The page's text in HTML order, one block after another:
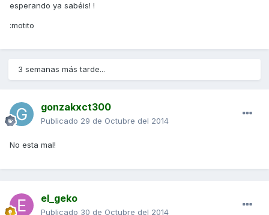
esperando ya sabéis! !
:motito
3 semanas más tarde...
gonzakxct300
Publicado 29 de Octubre del 2014
No esta mal!
el_geko
Publicado 30 de Octubre del 2014